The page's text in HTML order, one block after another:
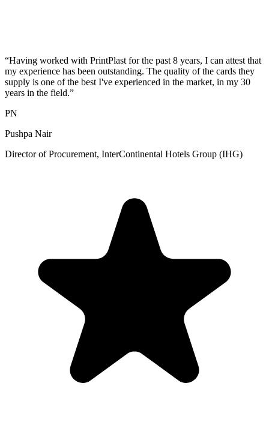
“Having worked with PrintPlast for the past 8 years, I can attest that
my experience has been outstanding. The quality of the cards they
supply is one of the best I've experienced in the market, in my 30
years in the field.”
PN
Pushpa Nair
Director of Procurement, InterContinental Hotels Group (IHG)